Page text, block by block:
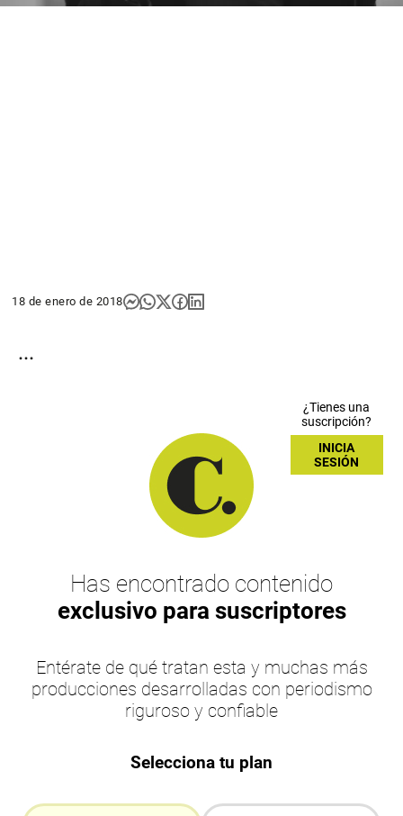
18 de enero de 2018
...
¿Tienes una
suscripción?
INICIA
SESIÓN
Has encontrado contenido
exclusivo para suscriptores
Entérate de qué tratan esta y muchas más
producciones desarrolladas con periodismo
riguroso y confiable
Selecciona tu plan